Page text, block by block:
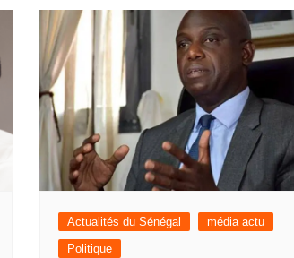
Actualités du Sénégal
média actu
Politique